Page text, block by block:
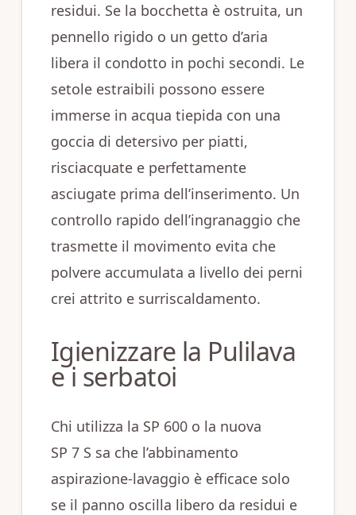
residui. Se la bocchetta è ostruita, un
pennello rigido o un getto d’aria
libera il condotto in pochi secondi. Le
setole estraibili possono essere
immerse in acqua tiepida con una
goccia di detersivo per piatti,
risciacquate e perfettamente
asciugate prima dell’inserimento. Un
controllo rapido dell’ingranaggio che
trasmette il movimento evita che
polvere accumulata a livello dei perni
crei attrito e surriscaldamento.
Igienizzare la Pulilava
e i serbatoi
Chi utilizza la SP 600 o la nuova
SP 7 S sa che l’abbinamento
aspirazione‑lavaggio è efficace solo
se il panno oscilla libero da residui e